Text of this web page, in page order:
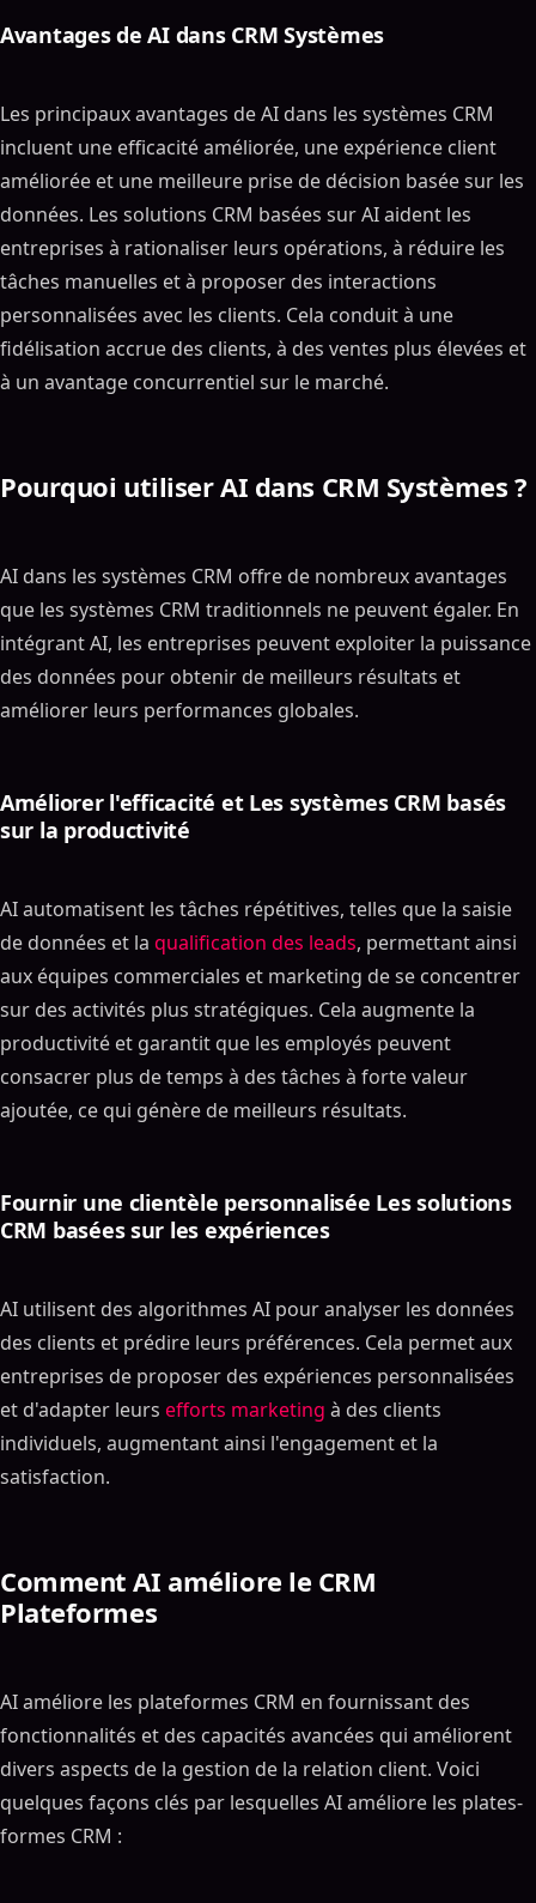
Avantages de AI dans CRM Systèmes
Les principaux avantages de AI dans les systèmes CRM
incluent une efficacité améliorée, une expérience client
améliorée et une meilleure prise de décision basée sur les
données. Les solutions CRM basées sur AI aident les
entreprises à rationaliser leurs opérations, à réduire les
tâches manuelles et à proposer des interactions
personnalisées avec les clients. Cela conduit à une
fidélisation accrue des clients, à des ventes plus élevées et
à un avantage concurrentiel sur le marché.
Pourquoi utiliser AI dans CRM Systèmes ?
AI dans les systèmes CRM offre de nombreux avantages
que les systèmes CRM traditionnels ne peuvent égaler. En
intégrant AI, les entreprises peuvent exploiter la puissance
des données pour obtenir de meilleurs résultats et
améliorer leurs performances globales.
Améliorer l'efficacité et Les systèmes CRM basés
sur la productivité
AI automatisent les tâches répétitives, telles que la saisie
de données et la qualification des leads, permettant ainsi
aux équipes commerciales et marketing de se concentrer
sur des activités plus stratégiques. Cela augmente la
productivité et garantit que les employés peuvent
consacrer plus de temps à des tâches à forte valeur
ajoutée, ce qui génère de meilleurs résultats.
Fournir une clientèle personnalisée Les solutions
CRM basées sur les expériences
AI utilisent des algorithmes AI pour analyser les données
des clients et prédire leurs préférences. Cela permet aux
entreprises de proposer des expériences personnalisées
et d'adapter leurs efforts marketing à des clients
individuels, augmentant ainsi l'engagement et la
satisfaction.
Comment AI améliore le CRM
Plateformes
AI améliore les plateformes CRM en fournissant des
fonctionnalités et des capacités avancées qui améliorent
divers aspects de la gestion de la relation client. Voici
quelques façons clés par lesquelles AI améliore les plates-
formes CRM :